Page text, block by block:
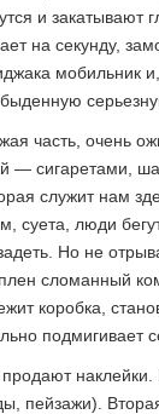
и закатывают
на секунду,
мобильник
часть, очень
— сигаретами,
служит нам
суета, люди
Но не
сломанный
коробка,
подмигивает
наклейки.
пейзажи).